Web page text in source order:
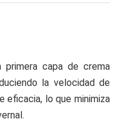
capa de crema
la velocidad de
eficacia, lo que minimiza